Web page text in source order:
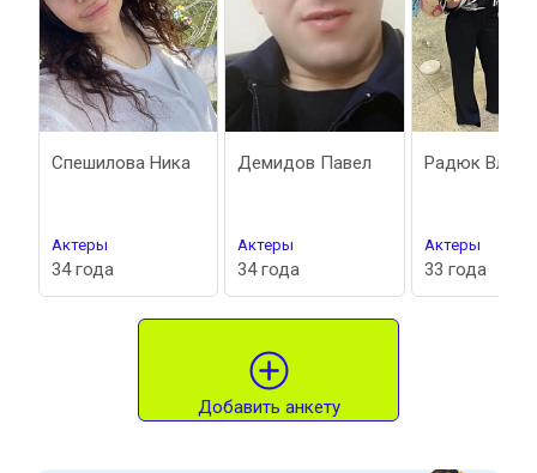
Ника
года
Демидов Павел
34 года
Радюк Владимира
33 года
Добавить анкету